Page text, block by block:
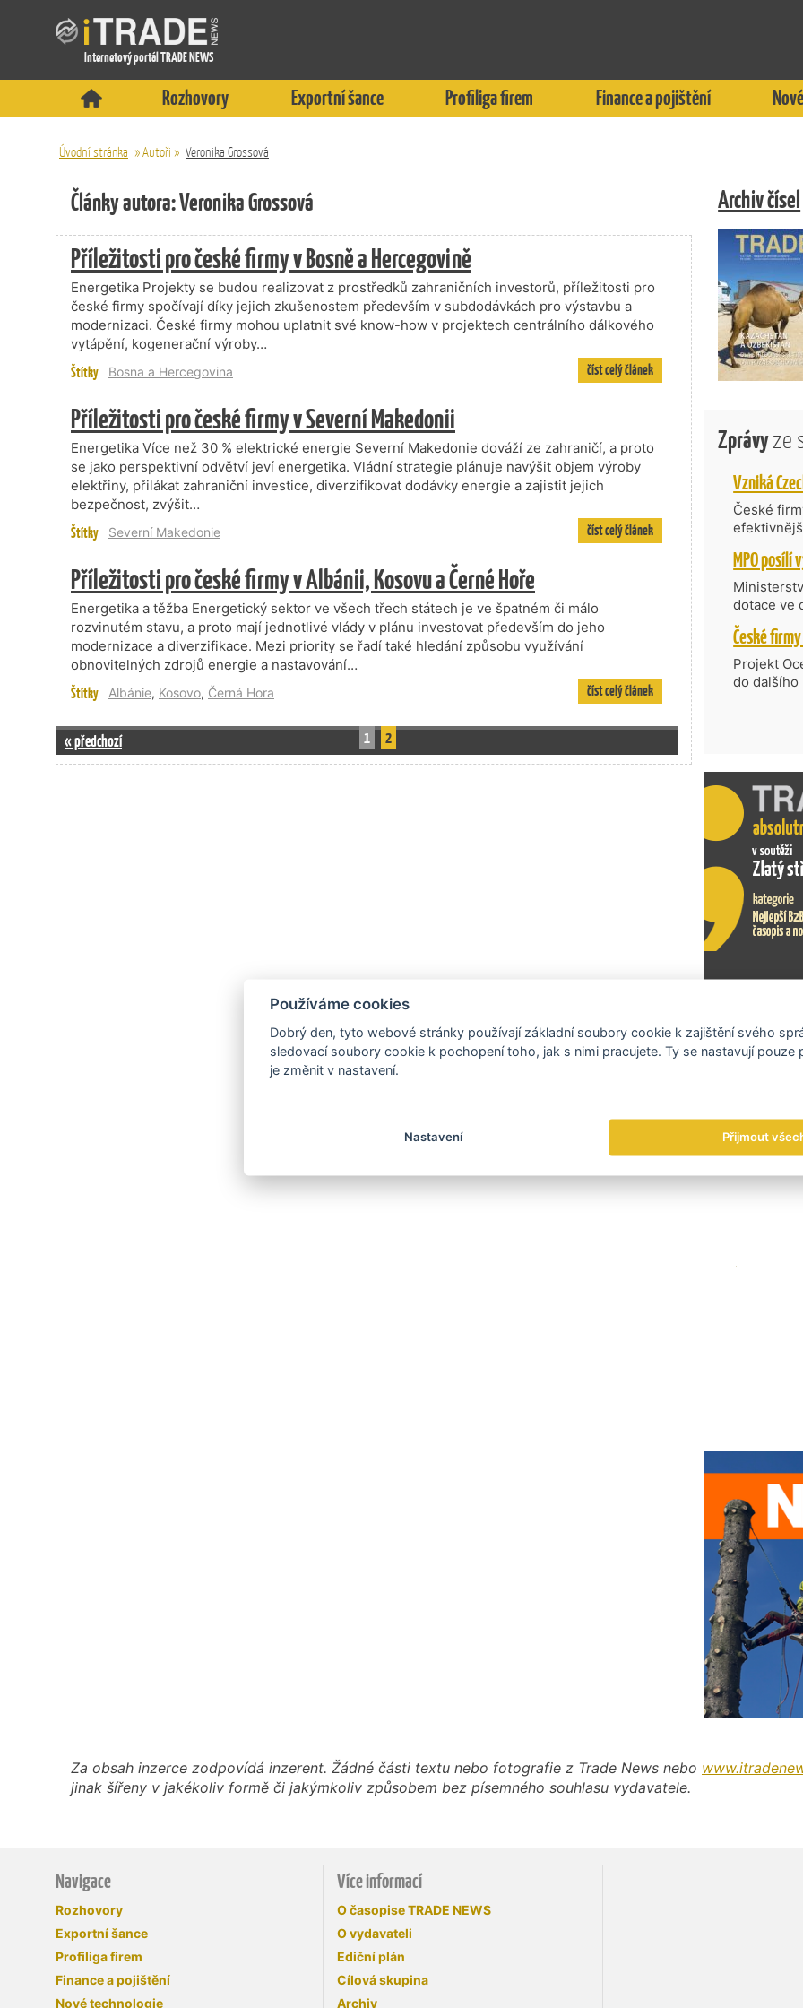
Internetový portál TRADE NEWS
Rozhovory Exportní šance Profiliga firem Finance a pojištění
Úvodní stránka »Autoři » Veronika Grossová
Články autora: Veronika Grossová
Příležitosti pro české firmy v Bosně a Hercegovině
Energetika Projekty se budou realizovat z prostředků zahraničních investorů, příležitosti pro
české firmy spočívají díky jejich zkušenostem především v subdodávkách pro výstavbu a
modernizaci. České firmy mohou uplatnit své know-how v projektech centrálního dálkového
vytápění, kogenerační výroby…
Štítky Bosna a Hercegovina číst celý článek
Příležitosti pro české firmy v Severní Makedonii
Energetika Více než 30 % elektrické energie Severní Makedonie dováží ze zahraničí, a proto
se jako perspektivní odvětví jeví energetika. Vládní strategie plánuje navýšit objem výroby
elektřiny, přilákat zahraniční investice, diverzifikovat dodávky energie a zajistit jejich
bezpečnost, zvýšit…
Štítky Severní Makedonie číst celý článek
Příležitosti pro české firmy v Albánii, Kosovu a Černé Hoře
Energetika a těžba Energetický sektor ve všech třech státech je ve špatném či málo
rozvinutém stavu, a proto mají jednotlivé vlády v plánu investovat především do jeho
modernizace a diverzifikace. Mezi priority se řadí také hledání způsobu využívání
obnovitelných zdrojů energie a nastavování…
Štítky Albánie, Kosovo, Černá Hora číst celý článek
« předchozí 1 2
Archiv čísel
Zprávyze
České
nabídne
zahraniční
dotace ve
Transfer,
Částkou
umělé
do
Projekt
do dalšího
prosazují
nejen
příběh.
Exportní
Za obsah inzerce zodpovídá inzerent. Žádné části textu nebo fotografie z Trade News nebo
jinak šířeny v jakékoliv formě či jakýmkoliv způsobem bez písemného souhlasu vydavatele.
Navigace
Rozhovory
Exportní šance
Profiliga firem
Finance a pojištění
Nové technologie
Více informací
O časopise TRADE NEWS
O vydavateli
Ediční plán
Cílová skupina
Archiv
Používáme cookies
Dobrý den, tyto webové stránky používají základní soubory cookie k zajištění svého
sledovací soubory cookie k pochopení toho, jak s nimi pracujete. Ty se nastavují pouze
je změnit v nastavení.
Nastavení Přijmout